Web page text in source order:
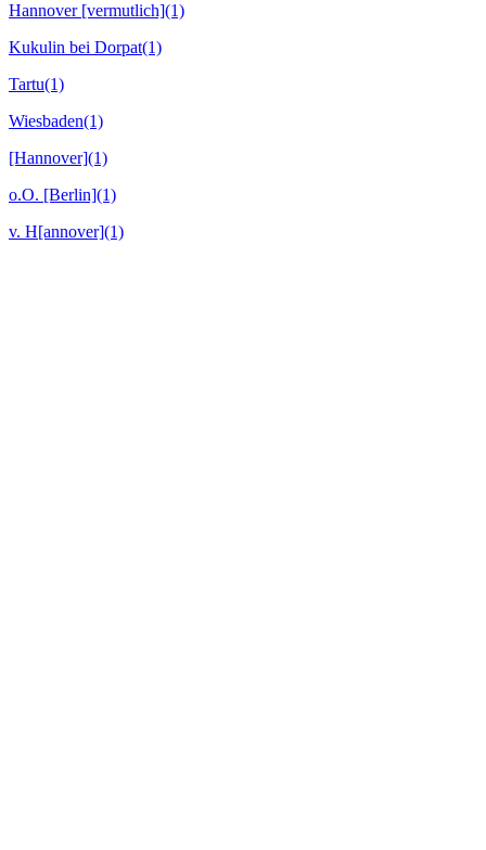
Hannover [vermutlich](1)
Kukulin bei Dorpat(1)
Tartu(1)
Wiesbaden(1)
[Hannover](1)
o.O. [Berlin](1)
v. H[annover](1)